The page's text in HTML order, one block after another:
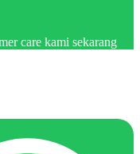
care kami sekarang